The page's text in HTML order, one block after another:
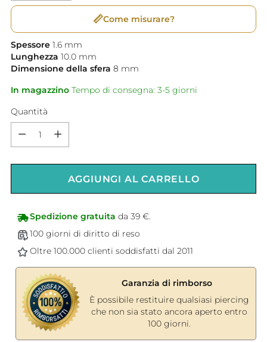
📏Come misurare?
Spessore 1.6 mm
Lunghezza 10.0 mm
Dimensione della sfera 8 mm
In magazzino Tempo di consegna: 3-5 giorni
Quantità
AGGIUNGI AL CARRELLO
Spedizione gratuita da 39 €.
100 giorni di diritto di reso
Oltre 100.000 clienti soddisfatti dal 2011
Garanzia di rimborso
È possibile restituire qualsiasi piercing
che non sia stato ancora aperto entro
100 giorni.